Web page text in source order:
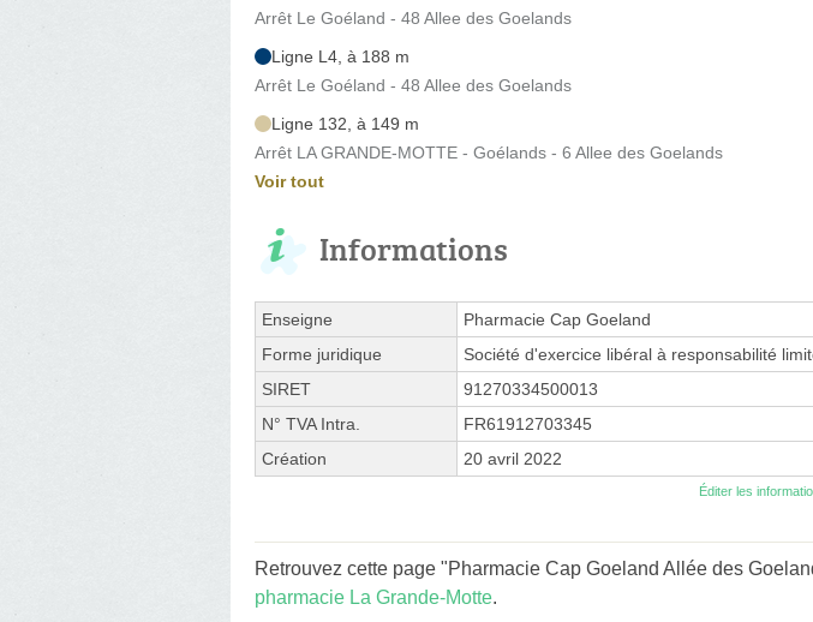
Arrêt Le Goéland - 48 Allee des Goelands
Ligne L4, à 188 m
Arrêt Le Goéland - 48 Allee des Goelands
Ligne 132, à 149 m
Arrêt LA GRANDE-MOTTE - Goélands - 6 Allee des Goelands
Voir tout
Informations
Enseigne
Pharmacie Cap Goeland
Forme juridique
Société d'exercice libéral à responsabilité
SIRET
91270334500013
N° TVA Intra.
FR61912703345
Création
20 avril 2022
Éditer les
Retrouvez cette page "Pharmacie Cap Goeland Allée des
pharmacie La Grande-Motte.